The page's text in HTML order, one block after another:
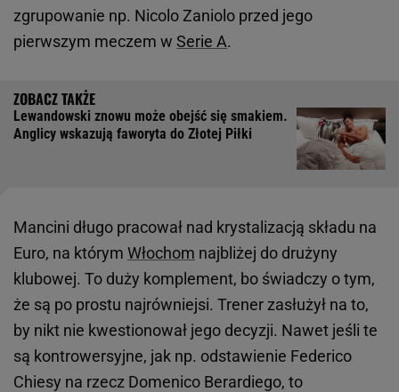
zgrupowanie np. Nicolo Zaniolo przed jego
pierwszym meczem w Serie A.
Lewandowski znowu może obejść się smakiem.
Anglicy wskazują faworyta do Złotej Piłki
Mancini długo pracował nad krystalizacją składu na
Euro, na którym Włochom najbliżej do drużyny
klubowej. To duży komplement, bo świadczy o tym,
że są po prostu najrówniejsi. Trener zasłużył na to,
by nikt nie kwestionował jego decyzji. Nawet jeśli te
są kontrowersyjne, jak np. odstawienie Federico
Chiesy na rzecz Domenico Berardiego, to